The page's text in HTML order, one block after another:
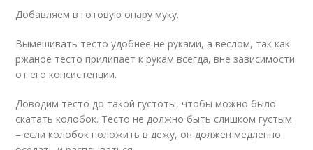
Добавляем в готовую опару муку.
Вымешивать тесто удобнее не руками, а веслом, так как
ржаное тесто прилипает к рукам всегда, вне зависимости
от его консистенции.
Доводим тесто до такой густоты, чтобы можно было
скатать колобок. Тесто не должно быть слишком густым
– если колобок положить в дежу, он должен медленно